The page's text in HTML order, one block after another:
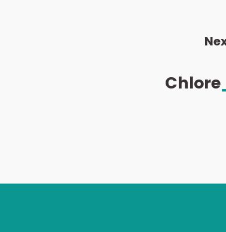
Chlore